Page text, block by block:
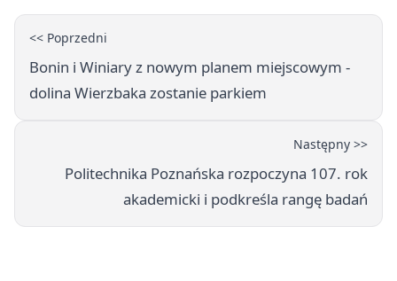
<< Poprzedni
Bonin i Winiary z nowym planem miejscowym -
dolina Wierzbaka zostanie parkiem
Następny >>
Politechnika Poznańska rozpoczyna 107. rok
akademicki i podkreśla rangę badań